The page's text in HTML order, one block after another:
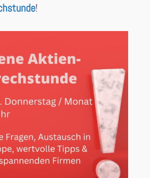
!